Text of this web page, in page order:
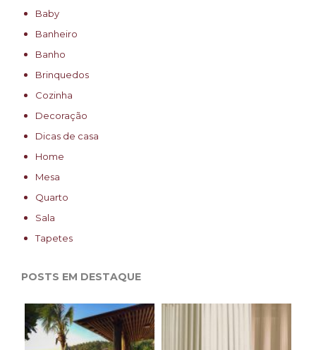
Baby
Banheiro
Banho
Brinquedos
Cozinha
Decoração
Dicas de casa
Home
Mesa
Quarto
Sala
Tapetes
POSTS EM DESTAQUE